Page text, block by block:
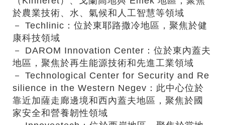
於農業技術、水、氣候和人工智慧等領域
－ Techlinic：位於東耶路撒冷地區，聚焦於健
康科技領域
－ DAROM Innovation Center：位於東內蓋夫
地區，聚焦於再生能源技術和先進工業領域
－ Technological Center for Security and Re
silience in the Western Negev：此中心位於
靠近加薩走廊邊境和西內蓋夫地區，聚焦於國
家安全和營養韌性領域